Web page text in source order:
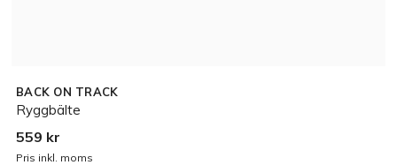
BACK ON TRACK
Ryggbälte
559 kr
Pris inkl. moms